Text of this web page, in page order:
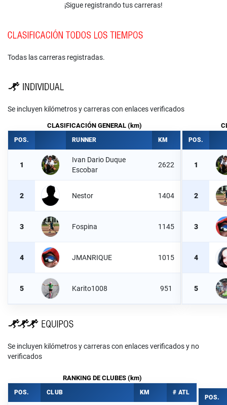
¡Sigue registrando tus carreras!
Todas las carreras registradas.
Se incluyen kilómetros y carreras con enlaces verificados
CLASIFICACIÓN GENERAL (km)
POS. RUNNER KM
1
Ivan Dario Duque
Escobar
2622
2 Nestor 1404
3 Fospina 1145
4 JMANRIQUE 1015
5 Karito1008 951
POS.
1
2
3
4
5
Se incluyen kilómetros y carreras con enlaces verificados y no
verificados
RANKING DE CLUBES (km)
POS. CLUB KM # ATL
POS.